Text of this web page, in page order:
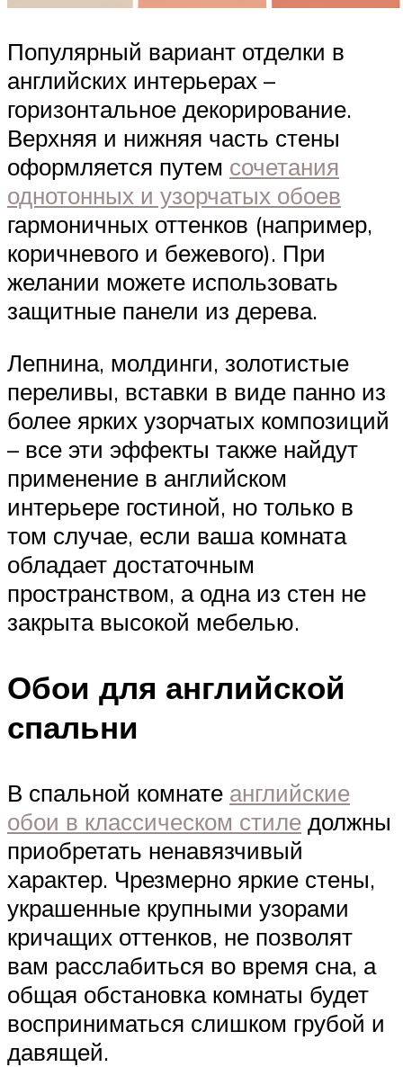
Популярный вариант отделки в
английских интерьерах –
горизонтальное декорирование.
Верхняя и нижняя часть стены
оформляется путем сочетания
однотонных и узорчатых обоев
гармоничных оттенков (например,
коричневого и бежевого). При
желании можете использовать
защитные панели из дерева.
Лепнина, молдинги, золотистые
переливы, вставки в виде панно из
более ярких узорчатых композиций
– все эти эффекты также найдут
применение в английском
интерьере гостиной, но только в
том случае, если ваша комната
обладает достаточным
пространством, а одна из стен не
закрыта высокой мебелью.
Обои для английской
спальни
В спальной комнате английские
обои в классическом стиле должны
приобретать ненавязчивый
характер. Чрезмерно яркие стены,
украшенные крупными узорами
кричащих оттенков, не позволят
вам расслабиться во время сна, а
общая обстановка комнаты будет
восприниматься слишком грубой и
давящей.